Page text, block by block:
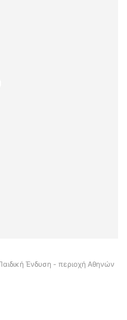
Ένδυση - περιοχή Αθηνών